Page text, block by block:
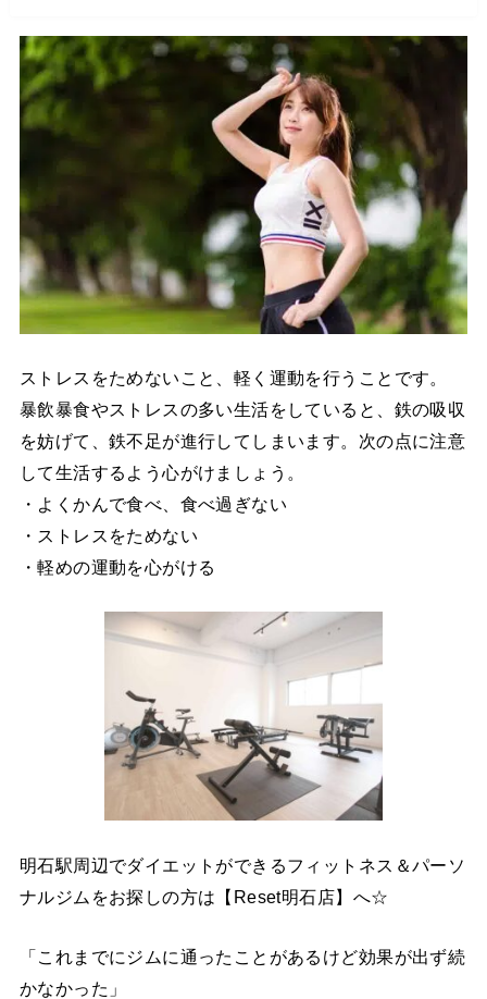
ストレスをためないこと、軽く運動を行うことです。
暴飲暴食やストレスの多い生活をしていると、鉄の吸収
を妨げて、鉄不足が進行してしまいます。次の点に注意
して生活するよう心がけましょう。
・よくかんで食べ、食べ過ぎない
・ストレスをためない
・軽めの運動を心がける
明石駅周辺でダイエットができるフィットネス＆パーソ
ナルジムをお探しの方は【Reset明石店】へ☆
「これまでにジムに通ったことがあるけど効果が出ず続
かなかった」